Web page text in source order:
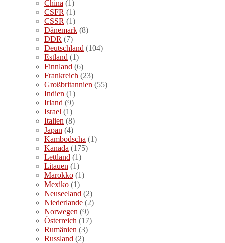
China (1)
CSFR (1)
CSSR (1)
Dänemark (8)
DDR (7)
Deutschland (104)
Estland (1)
Finnland (6)
Frankreich (23)
Großbritannien (55)
Indien (1)
Irland (9)
Israel (1)
Italien (8)
Japan (4)
Kambodscha (1)
Kanada (175)
Lettland (1)
Litauen (1)
Marokko (1)
Mexiko (1)
Neuseeland (2)
Niederlande (2)
Norwegen (9)
Österreich (17)
Rumänien (3)
Russland (2)